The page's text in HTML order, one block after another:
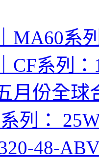
MA60系
CF系列：
月份全球
列：
48-